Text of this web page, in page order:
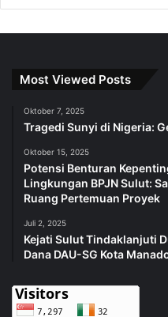
Most Viewed Posts
Oktober 7, 2025
Tragedi Sunyi di Nigeria:
Oktober 15, 2025
Potensi Benturan
Lingkungan BPJN Sulut:
Ruang Pertemuan Proyek
Juli 2, 2025
Kejati Sulut Tindaklanjuti
Dana DAU-SG Kota